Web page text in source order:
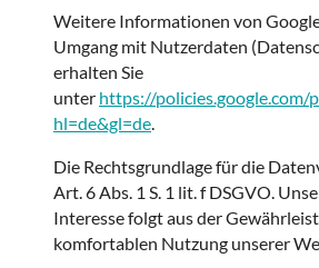
Weitere Informationen von
Umgang mit Nutzerdaten
erhalten Sie
unter https://policies.google.com/
hl=de&gl=de
Die Rechtsgrundlage für die
Art. 6 Abs. 1 S. 1 lit. f DSGVO.
Interesse folgt aus der
komfortablen Nutzung unserer